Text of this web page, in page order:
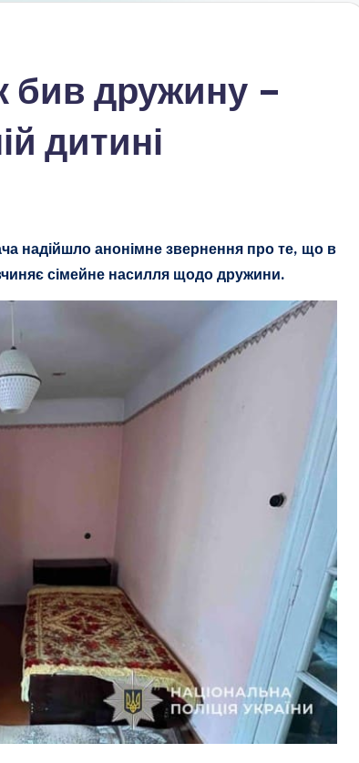
бив дружину –
дитині
надійшло анонімне звернення про те, що в
сімейне насилля щодо дружини.